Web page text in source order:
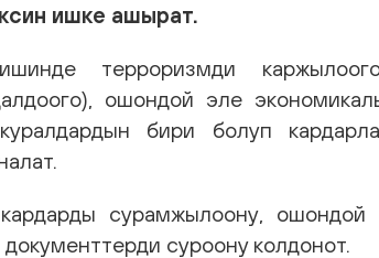
ишке ашырат.
терроризмди
ошондой эле
бири болуп
сурамжылоону,
суроону колдонот.